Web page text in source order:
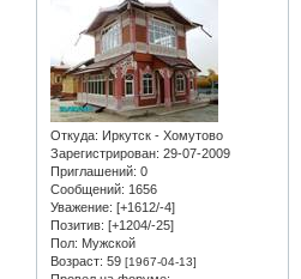
Откуда: Иркутск - Хомутово
Зарегистрирован: 29-07-2009
Приглашений: 0
Сообщений: 1656
Уважение: [+1612/-4]
Позитив: [+1204/-25]
Пол: Мужской
Возраст: 59 [1967-04-13]